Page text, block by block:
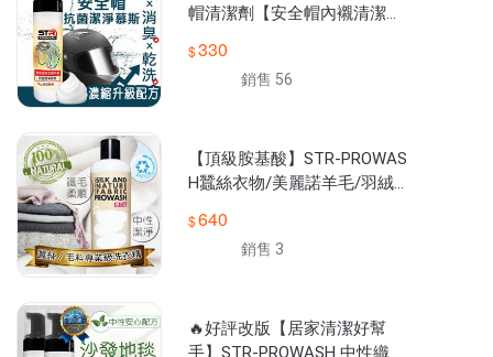
帽清潔劑【安全帽內襯清潔
帽鏡片清潔＊乾濕兩用＊去除
油垢異味
330
銷售 56
【頂級胺基酸】STR-PROWAS
H蠶絲衣物/美麗諾羊毛/羽絨/
中性洗衣精＊柔軟蓬鬆~細緻
640
銷售 3
🔥好評改版【居家清潔好幫
手】STR-PROWASH 中性織品